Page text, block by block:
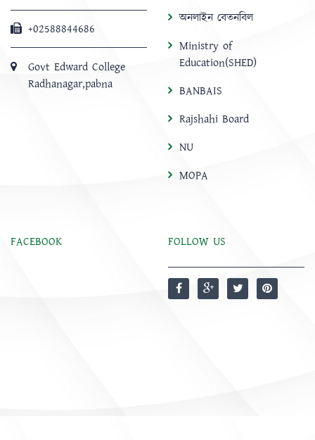
+02588844686
Govt Edward College
Radhanagar,pabna
অনলাইন বেতনবিল
Ministry of
Education(SHED)
BANBAIS
Rajshahi Board
NU
MOPA
FACEBOOK FOLLOW US